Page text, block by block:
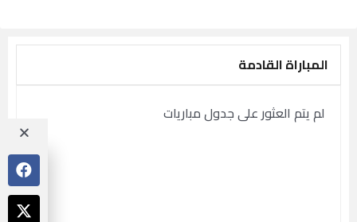
المباراة القادمة
لم يتم العثور على جدول مباريات